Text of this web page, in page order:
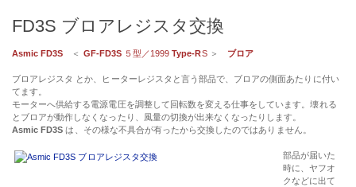
FD3S ブロアレジスタ交換
Asmic FD3S ＜ GF-FD3S５型／1999Type-RS＞ ブロア
ブロアレジスタ とか、ヒーターレジスタと言う部品で、ブロアの側面あたりに付い
てます。
モーターへ供給する電源電圧を調整して回転数を変える仕事をしています。壊れる
とブロアが動作しなくなったり、風量の切換が出来なくなったりします。
Asmic FD3S は、その様な不具合が有ったから交換したのではありません。
部品が届いた
時に、ヤフオ
クなどに出て